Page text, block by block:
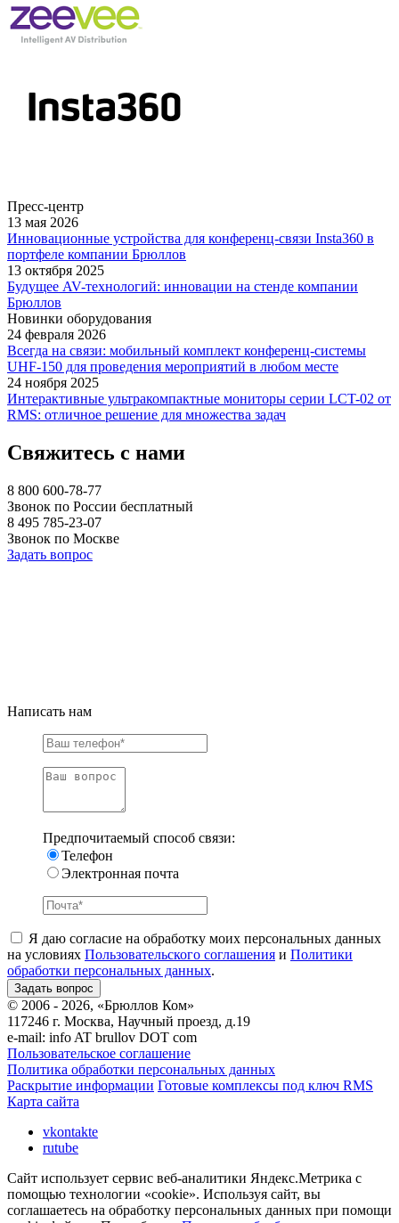
Пресс-центр
13 мая 2026
Инновационные устройства для конференц-связи Insta360 в
портфеле компании Брюллов
13 октября 2025
Будущее AV-технологий: инновации на стенде компании
Брюллов
Новинки оборудования
24 февраля 2026
Всегда на связи: мобильный комплект конференц-системы
UHF-150 для проведения мероприятий в любом месте
24 ноября 2025
Интерактивные ультракомпактные мониторы серии LCT-02 от
RMS: отличное решение для множества задач
Свяжитесь с нами
8 800 600-78-77
Звонок по России бесплатный
8 495 785-23-07
Звонок по Москве
Задать вопрос
Написать нам
Предпочитаемый способ связи:
Телефон
Электронная почта
Я даю согласие на обработку моих персональных данных
на условиях Пользовательского соглашения и Политики
обработки персональных данных.
© 2006 - 2026, «Брюллов Ком»
117246 г. Москва, Научный проезд, д.19
e-mail: info AT brullov DOT com
Пользовательское соглашение
Политика обработки персональных данных
Раскрытие информации Готовые комплексы под ключ RMS
Карта сайта
vkontakte
rutube
Сайт использует сервис веб-аналитики Яндекс.Метрика с
помощью технологии «cookie». Используя сайт, вы
соглашаетесь на обработку персональных данных при помощи